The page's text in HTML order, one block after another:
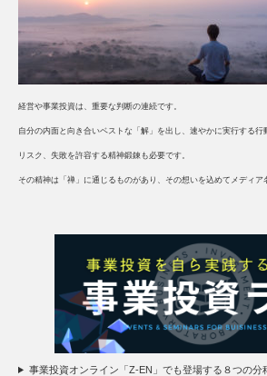
経営や事業投資は、重要な判断の連続です。
自分の内面と向き合いベストな「解」を出し、速やかに実行する行
リスク、失敗を許容する精神鍛錬も必要です。
その精神は「禅」に通じるものがあり、その想いを込めてメディア
事業投資オンライン「Z-EN」でも登場する８つの分